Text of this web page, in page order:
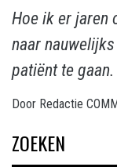
Hoe ik er jaren
naar
patiënt te gaan.
Door Redactie
ZOEKEN